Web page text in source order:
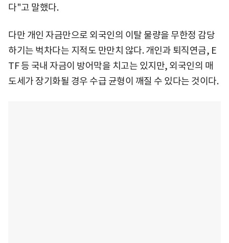
다"고 말했다.
다만 개인 자금만으로 외국인의 이탈 물량을 무한정 감당
하기는 벅차다는 지적도 만만치 않다. 개인과 퇴직연금, E
TF 등 국내 자금이 방어막을 치고는 있지만, 외국인의 매
도세가 장기화될 경우 수급 균형이 깨질 수 있다는 것이다.